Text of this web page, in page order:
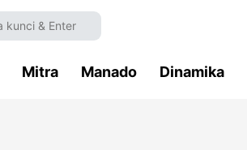
Mitra Manado Dinamika